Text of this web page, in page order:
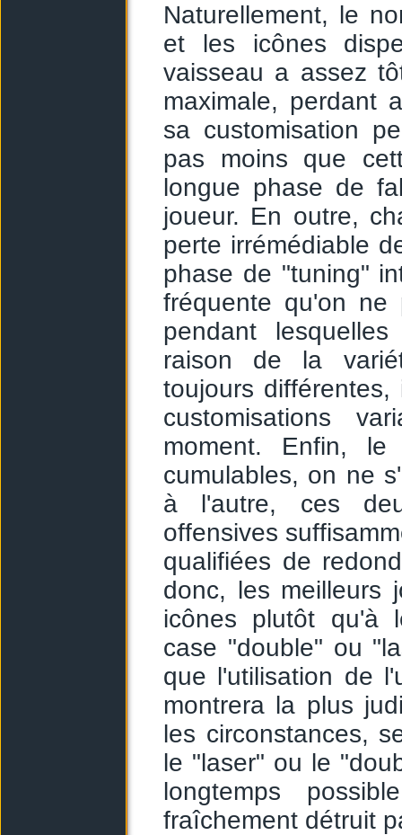
Naturellement, le
et les icônes
vaisseau a assez
maximale, perdant
sa customisation
pas moins que
longue phase de
joueur. En outre,
perte irrémédiable
phase de "tuning"
fréquente qu'on ne
pendant
raison de la
toujours
customisations
moment. Enfin,
cumulables, on ne
à l'autre, ces
offensives
qualifiées de
donc, les meilleurs
icônes plutôt qu'à
case "double" ou
que l'utilisation de
montrera la plus
les circonstances,
le "laser" ou le
longtemps
fraîchement détruit